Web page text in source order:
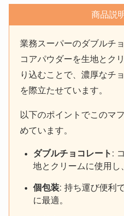
商品説
業務スーパーのダブルチ
コアパウダーを生地とク
り込むことで、濃厚なチ
を際立たせています。
以下のポイントでこのマ
めています。
ダブルチョコレート :
地とクリームに使用し
個包装: 持ち運び便利
に最適。